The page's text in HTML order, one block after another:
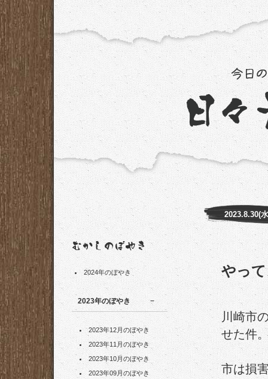
2024年のぼやき
2023年のぼやき
2023年12月のぼやき
2023年11月のぼやき
2023年10月のぼやき
2023年09月のぼやき
2023.8.30(
やっ
川崎市
せた件
市は損